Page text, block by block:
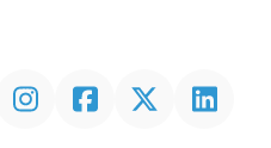
InstagramFacebookTwitter Linkedin